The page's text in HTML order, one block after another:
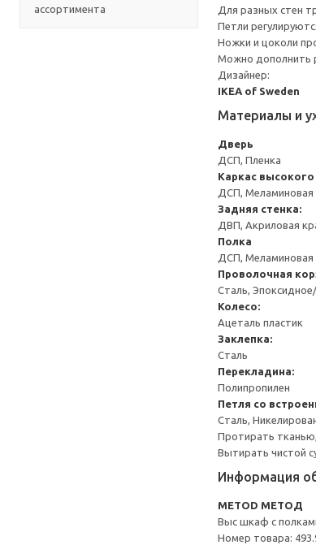
ассортимента
Для разных стен
Петли
Ножки и цоколи
Можно дополнить
Дизайнер:
IKEA of Sweden
Материалы и
Дверь
ДСП, Пленка
Каркас
ДСП, Меламиновая
Задняя стенка:
ДВП, Акриловая
Полка
ДСП, Меламиновая
Проволочная
Сталь,
Колесо:
Ацеталь пластик
Заклепка:
Сталь
Перекладина:
Полипропилен
Петля со
Сталь,
Протирать
Вытирать чистой
Информация
METOD МЕТОД
Выс шкаф с
Номер товара: